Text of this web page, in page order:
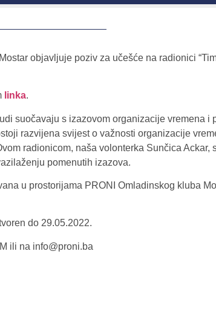
objavljuje poziv za učešće na radionici
linka.
suočavaju s izazovom organizacije vremena i
razvijena svijest o važnosti organizacije
radionicom, naša volonterka Sunčica Ackar,
pomenutih izazova.
u prostorijama PRONI Omladinskog kluba
do 29.05.2022.
ili na info@proni.ba